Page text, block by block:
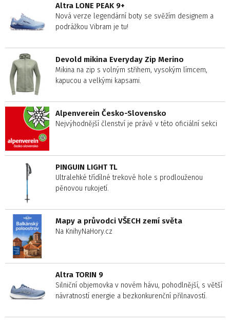
Altra LONE PEAK 9+
Nová verze legendární boty se svěžím designem a
podrážkou Vibram je tu!
Devold mikina Everyday Zip Merino
Mikina na zip s volným střihem, vysokým límcem,
kapucou a velkými kapsami.
Alpenverein Česko-Slovensko
Nejvýhodnější členství je právě v této oficiální sekci
PINGUIN LIGHT TL
Ultralehké třídílné trekové hole s prodlouženou
pěnovou rukojetí.
Mapy a průvodci VŠECH zemí světa
Na KnihyNaHory.cz
Altra TORIN 9
Silniční objemovka v novém hávu, pohodlnější, s větší
návratností energie a bezkonkurenční přilnavostí.